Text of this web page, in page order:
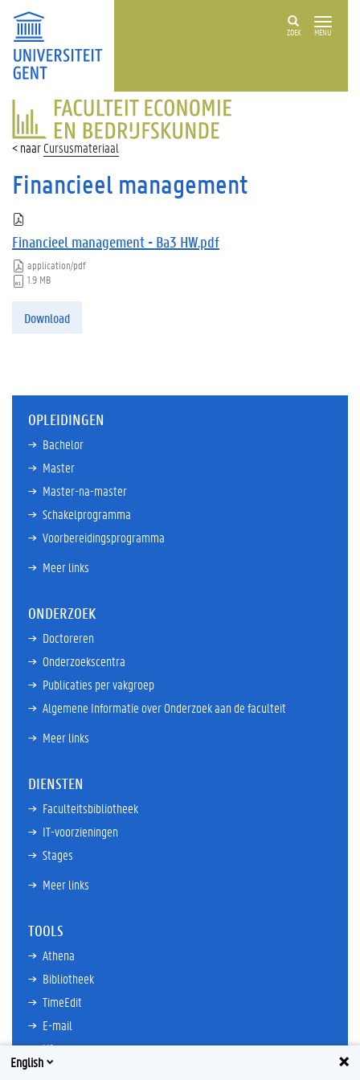
ZOEK MENU
FACULTEIT
ECONOMIE
EN
BEDRIJFSKUNDE
Cursusmateriaal
Financieel management
Financieel management - Ba3 HW.pdf
application/pdf
1.9 MB
Download
OPLEIDINGEN
Bachelor
Master
Master-na-master
Schakelprogramma
Voorbereidingsprogramma
Meer links
ONDERZOEK
Doctoreren
Onderzoekscentra
Publicaties per vakgroep
Algemene Informatie over Onderzoek aan de faculteit
Meer links
DIENSTEN
Faculteitsbibliotheek
IT-voorzieningen
Stages
Meer links
TOOLS
Athena
Bibliotheek
TimeEdit
E-mail
Ufora
Oasis
English